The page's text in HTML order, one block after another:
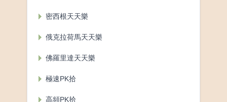
密西根天天樂
俄克拉荷馬天天樂
佛羅里達天天樂
極速PK拾
高頻PK拾